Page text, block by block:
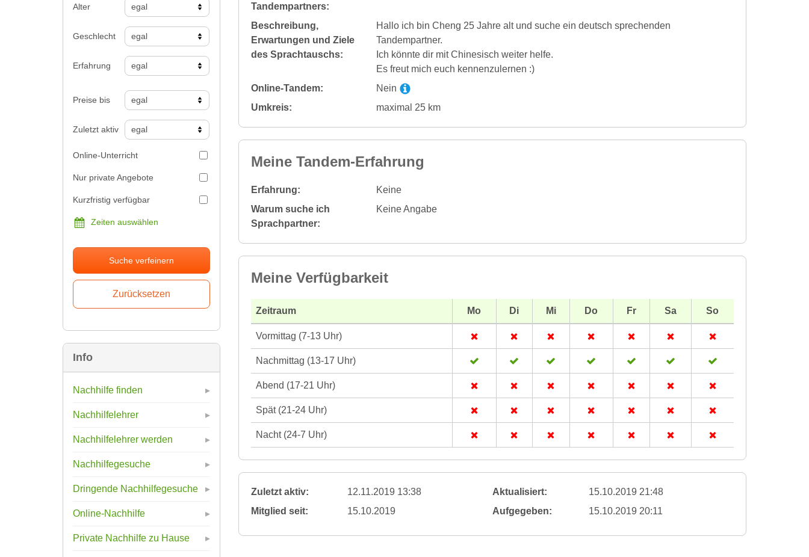
Alter
Geschlecht
Erfahrung
Preise bis
Zuletzt aktiv
Online-Unterricht
Nur private Angebote
Kurzfristig verfügbar
Zeiten auswählen
Suche verfeinern
Info
Nachhilfe finden
Nachhilfelehrer
Nachhilfelehrer werden
Nachhilfegesuche
Dringende Nachhilfegesuche
Online-Nachhilfe
Private Nachhilfe zu Hause
Tandempartners:
Beschreibung,
Erwartungen und Ziele
des Sprachtauschs:
Hallo ich bin Cheng 25 Jahre alt und suche ein deutsch sprechenden
Tandempartner.
Ich könnte dir mit Chinesisch weiter helfe.
Es freut mich euch kennenzulernen :)
Online-Tandem:
Nein
Umkreis:
maximal 25 km
Meine Tandem-Erfahrung
Erfahrung:
Keine
Warum suche ich
Sprachpartner:
Keine Angabe
Meine Verfügbarkeit
Zeitraum Mo Di Mi Do Fr Sa So
Vormittag (7-13 Uhr)
Nachmittag (13-17 Uhr)
Abend (17-21 Uhr)
Spät (21-24 Uhr)
Nacht (24-7 Uhr)
Zuletzt aktiv: 12.11.2019 13:38 Aktualisiert:
15.10.2019 21:48
Mitglied seit:
15.10.2019 Aufgegeben: 15.10.2019 20:11